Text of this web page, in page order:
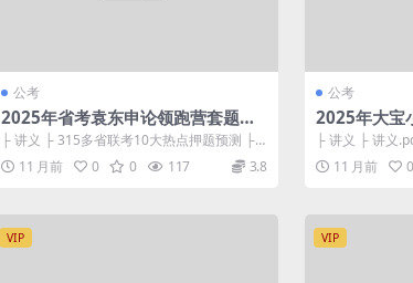
公考
2025年省考袁东申论领跑营套题实
战班
├ 讲义 ├ 315多省联考10大热点押题预测 ├
1.民生服务(省市县乡类岗位...
11 月前 0 0 117 3.8
公考
2025年大宝
刷题班
├ 讲义 ├ 讲义
x 118.3...
11 月前 0
VIP VIP